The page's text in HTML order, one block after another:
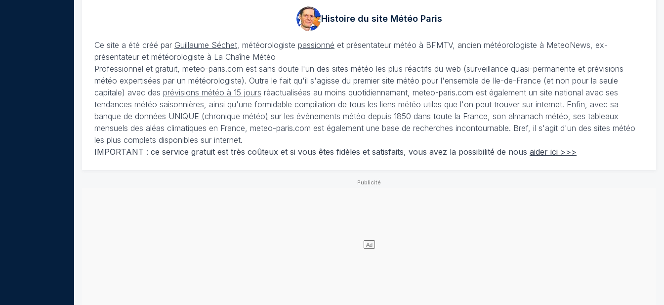
Histoire du site MétéoParis
Ce site a été créé par Guillaume Séchet , météorologiste passionné et présentateur météo à BFMTV, ancien météorologiste à MeteoNews, ex-
présentateur et météorologiste à La Chaîne Météo
Professionnel et gratuit, meteo-paris.com est sans doute l'un des sites météo les plus réactifs du web (surveillance quasi-permanente et prévisions
météo expertisées par un météorologiste). Outre le fait qu'il s'agisse du premier site météo pour l'ensemble de Ile-de-France (et non pour la seule
capitale) avec des prévisions météo à 15 jours réactualisées au moins quotidiennement, meteo-paris.com est également un site national avec ses
tendances météo saisonnières , ainsi qu'une formidable compilation de tous les liens météo utiles que l'on peut trouver sur internet. Enfin, avec sa
banque de données UNIQUE (chronique météo) sur les événements météo depuis 1850 dans toute la France, son almanach météo, ses tableaux
mensuels des aléas climatiques en France, meteo-paris.com est également une base de recherches incontournable. Bref, il s'agit d'un des sites météo
les plus complets disponibles sur internet.
IMPORTANT : ce service gratuit est très coûteux et si vous êtes fidèles et satisfaits, vous avez la possibilité de nous aider ici >>>